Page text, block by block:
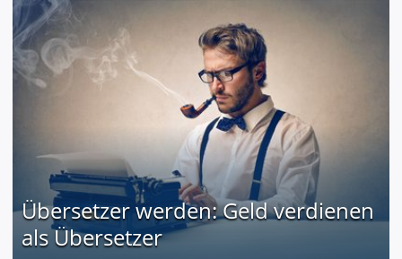
Übersetzer werden: Geld verdienen
als Übersetzer